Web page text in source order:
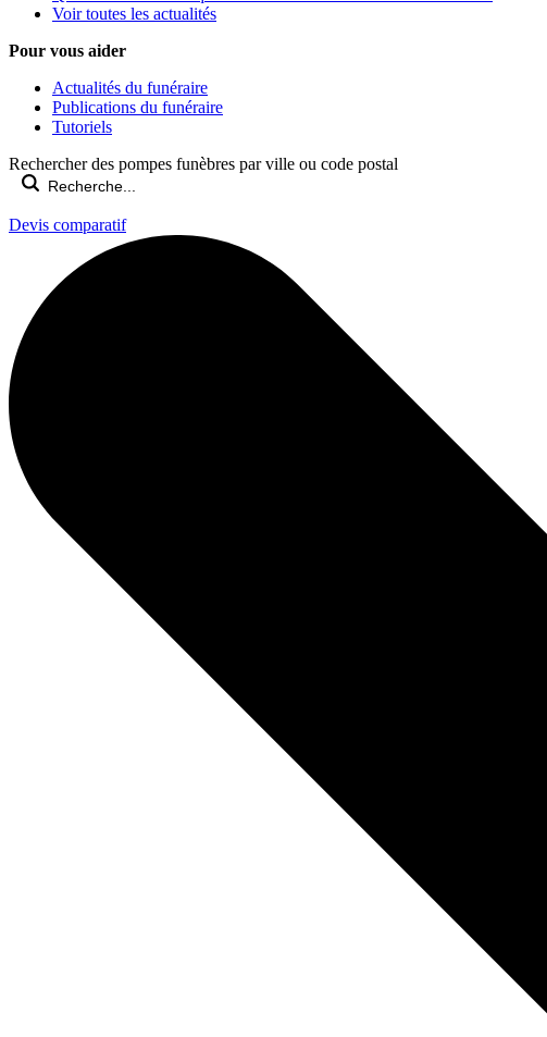
Voir toutes les actualités
Pour vous aider
Actualités du funéraire
Publications du funéraire
Tutoriels
Rechercher des pompes funèbres par ville ou code postal
Devis comparatif